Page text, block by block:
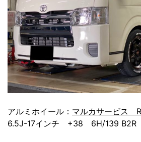
アルミホイール： マルカサービス
6.5J-17インチ +38 6H/139 B2R